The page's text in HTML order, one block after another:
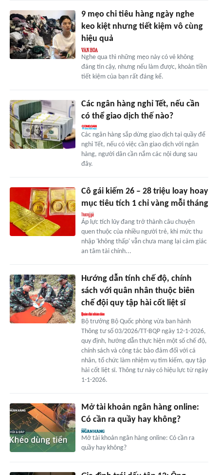
9 mẹo chi tiêu hàng ngày nghe
keo kiệt nhưng tiết kiệm vô cùng
hiệu quả
Nghe qua thì những mẹo này có vẻ không
đáng tin cậy, nhưng nếu làm được, khoản tiền
tiết kiệm của bạn rất đáng kể.
Các ngân hàng nghỉ Tết, nếu cần
có thể giao dịch thế nào?
Các ngân hàng sắp dừng giao dịch tại quầy để
nghỉ Tết, nếu có việc cần giao dịch với ngân
hàng, người dân cần nắm các nội dung sau
đây.
Cô gái kiếm 26 – 28 triệu loay hoay
mục tiêu tích 1 chỉ vàng mỗi tháng
Áp lực tích lũy đang trở thành câu chuyện
quen thuộc của nhiều người trẻ, khi mức thu
nhập 'không thấp' vẫn chưa mang lại cảm giác
an tâm tài chính...
Hướng dẫn tính chế độ, chính
sách với quân nhân thuộc biên
chế đội quy tập hài cốt liệt sĩ
Bộ trưởng Bộ Quốc phòng vừa ban hành
Thông tư số 03/2026/TT-BQP ngày 12-1-2026,
quy định, hướng dẫn thực hiện một số chế độ,
chính sách và công tác bảo đảm đối với cá
nhân, tổ chức làm nhiệm vụ tìm kiếm, quy tập
hài cốt liệt sĩ. Thông tư này có hiệu lực từ ngày
1-1-2026.
Mở tài khoản ngân hàng online:
Có cần ra quầy hay không?
Mở tài khoản ngân hàng online: Có cần ra
quầy hay không?